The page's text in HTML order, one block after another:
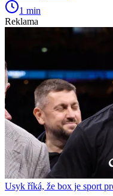
1 min
Reklama
Usyk říká, že box je sport